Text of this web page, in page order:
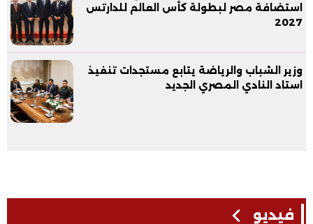
استضافة مصر لبطولة كأس العالم للدارتس
2027
وزير الشباب والرياضة يتابع مستجدات تنفيذ
استاد النادي المصري الجديد
فيديو